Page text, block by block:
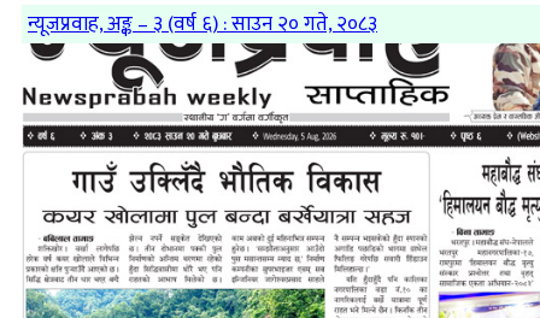
न्यूजप्रवाह, अङ्क – ३ (वर्ष ६) : साउन २० गते, २०८३